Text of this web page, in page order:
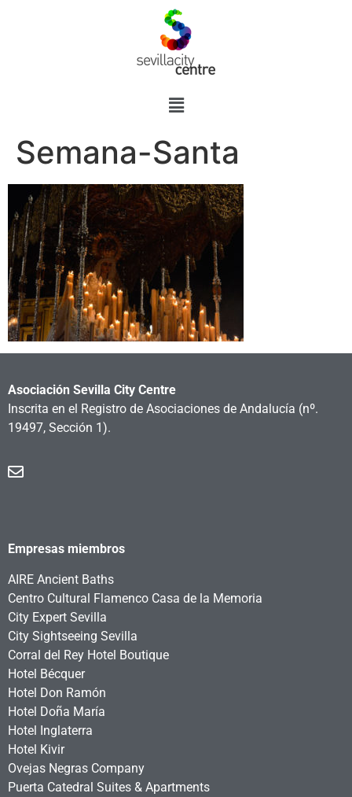
Semana-Santa
Asociación Sevilla City Centre
Inscrita en el Registro de Asociaciones de Andalucía (nº.
19497, Sección 1).
Empresas miembros
AIRE Ancient Baths
Centro Cultural Flamenco Casa de la Memoria
City Expert Sevilla
City Sightseeing Sevilla
Corral del Rey Hotel Boutique
Hotel Bécquer
Hotel Don Ramón
Hotel Doña María
Hotel Inglaterra
Hotel Kivir
Ovejas Negras Company
Puerta Catedral Suites & Apartments